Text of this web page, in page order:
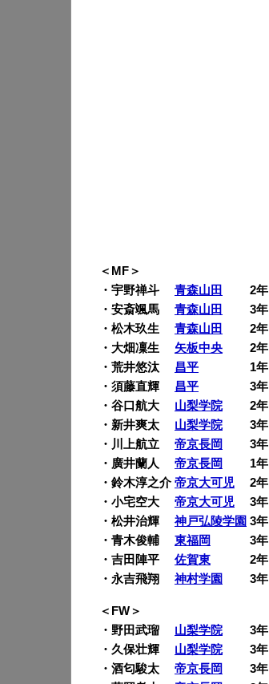
＜MF＞
・宇野禅斗 青森山田
2年
・安斎颯馬 青森山田
3年
・松木玖生 青森山田
2年
・大畑凜生 矢板中央 2年
・荒井悠汰 昌平 1年
・須藤直輝 昌平 3年
・谷口航大 山梨学院2年
・新井爽太 山梨学院3年
・川上航立 帝京長岡
3年
・廣井蘭人 帝京長岡
1年
・鈴木淳之介 帝京大可児 2年
・小宅空大 帝京大可児 3年
・松井治輝 神戸弘陵学園 3年
・青木俊輔 東福岡
3年
・吉田陣平 佐賀東 2年
・永吉飛翔 神村学園 3年
＜FW＞
・野田武瑠 山梨学院3年
・久保壮輝 山梨学院3年
・酒匂駿太 帝京長岡
3年